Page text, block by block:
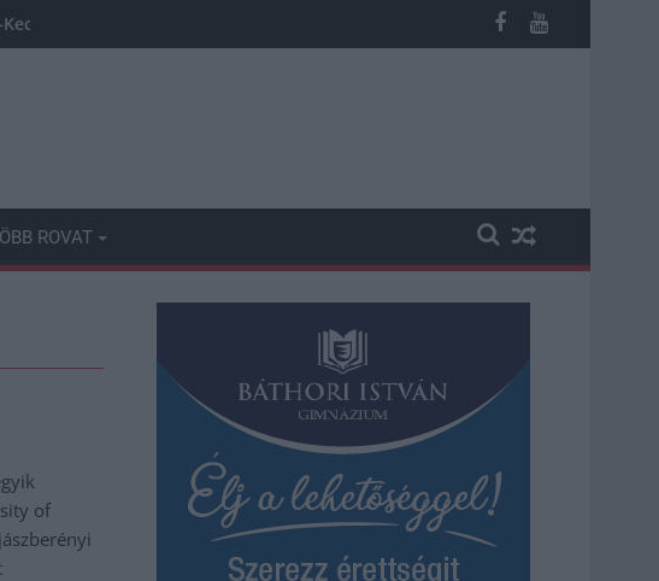
vasútvonal közlekedését
ROVAT
of